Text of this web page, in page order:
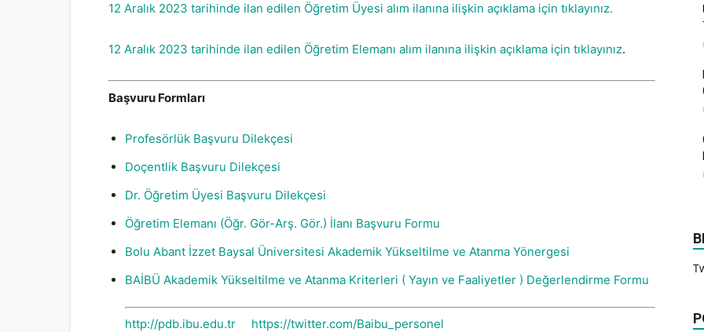
12 Aralık 2023 tarihinde ilan edilen Öğretim Üyesi alım ilanına ilişkin açıklama için tıklayınız.
12 Aralık 2023 tarihinde ilan edilen Öğretim Elemanı alım ilanına ilişkin açıklama için tıklayınız.
Başvuru Formları
Profesörlük Başvuru Dilekçesi
Doçentlik Başvuru Dilekçesi
Dr. Öğretim Üyesi Başvuru Dilekçesi
Öğretim Elemanı (Öğr. Gör-Arş. Gör.) İlanı Başvuru Formu
Bolu Abant İzzet Baysal Üniversitesi Akademik Yükseltilme ve Atanma Yönergesi
BAİBÜ Akademik Yükseltilme ve Atanma Kriterleri ( Yayın ve Faaliyetler ) Değerlendirme Formu
http://pdb.ibu.edu.tr https://twitter.com/Baibu_personel